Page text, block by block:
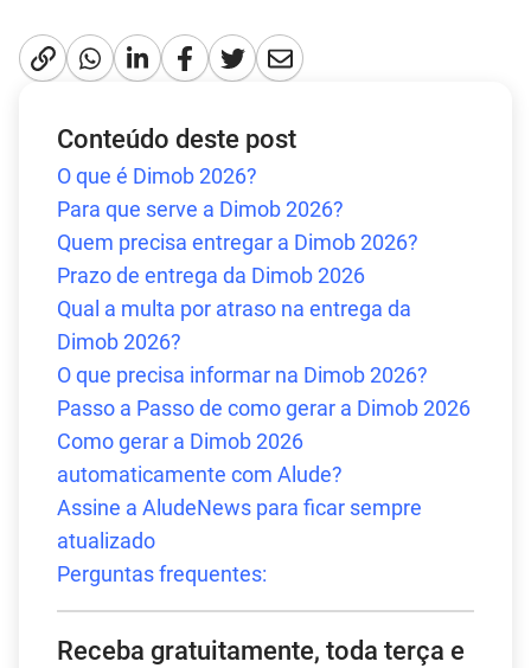
Conteúdo deste post
O que é Dimob 2026?
Para que serve a Dimob 2026?
Quem precisa entregar a Dimob 2026?
Prazo de entrega da Dimob 2026
Qual a multa por atraso na entrega da
Dimob 2026?
O que precisa informar na Dimob 2026?
Passo a Passo de como gerar a Dimob 2026
Como gerar a Dimob 2026
automaticamente com Alude?
Assine a AludeNews para ficar sempre
atualizado
Perguntas frequentes:
Receba gratuitamente, toda terça e